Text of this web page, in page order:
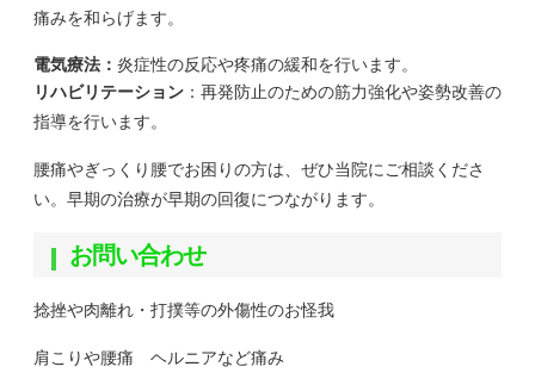
痛みを和らげます。
電気療法： 炎症性の反応や疼痛の緩和を行います。
リハビリテーション：再発防止のための筋力強化や姿勢改善の
指導を行います。
腰痛やぎっくり腰でお困りの方は、ぜひ当院にご相談くださ
い。早期の治療が早期の回復につながります。
お問い合わせ
捻挫や肉離れ・打撲等の外傷性のお怪我
肩こりや腰痛 ヘルニアなど痛み